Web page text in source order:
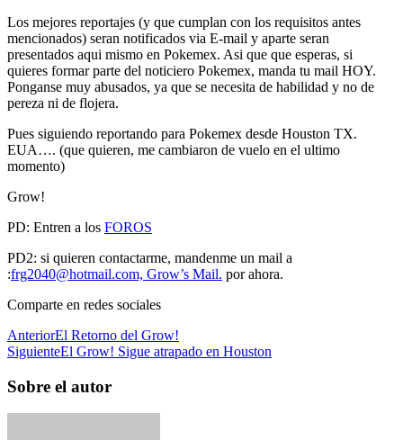
Los mejores reportajes (y que cumplan con los requisitos antes
mencionados) seran notificados via E-mail y aparte seran
presentados aqui mismo en Pokemex. Asi que que esperas, si
quieres formar parte del noticiero Pokemex, manda tu mail HOY.
Ponganse muy abusados, ya que se necesita de habilidad y no de
pereza ni de flojera.
Pues siguiendo reportando para Pokemex desde Houston TX.
EUA…. (que quieren, me cambiaron de vuelo en el ultimo
momento)
Grow!
PD: Entren a los FOROS
PD2: si quieren contactarme, mandenme un mail a
:frg2040@hotmail.com, Grow’s Mail. por ahora.
Comparte en redes sociales
AnteriorEl Retorno del Grow!
SiguienteEl Grow! Sigue atrapado en Houston
Sobre el autor